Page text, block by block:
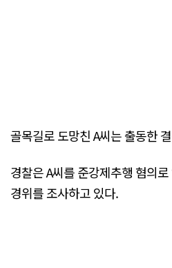
골목길로 도망친 A씨는 출동한
경찰은 A씨를 준강제추행 혐의
경위를 조사하고 있다.